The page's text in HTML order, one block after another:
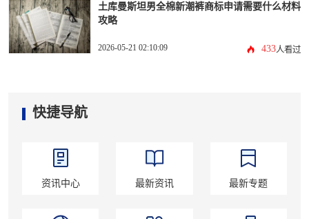
土库曼斯坦男全棉新潮裤商标申请需要什么材料
攻略
2026-05-21 02:10:09 433人看过
快捷导航
资讯中心 最新资讯 最新专题